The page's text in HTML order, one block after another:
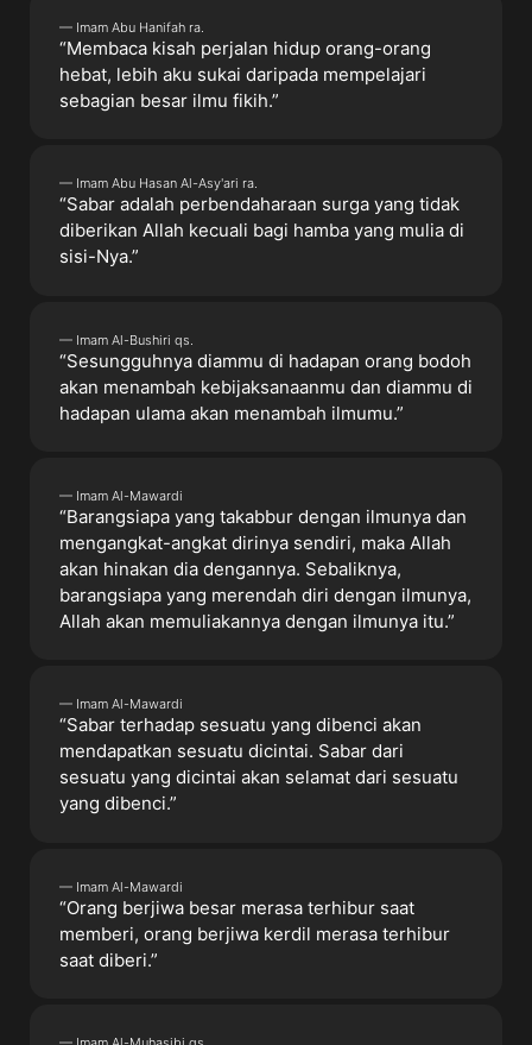
— Imam Abu Hanifah ra.
“Membaca kisah perjalan hidup orang-orang
hebat, lebih aku sukai daripada mempelajari
sebagian besar ilmu fikih.”
— Imam Abu Hasan Al-Asy'ari ra.
“Sabar adalah perbendaharaan surga yang tidak
diberikan Allah kecuali bagi hamba yang mulia di
sisi-Nya.”
— Imam Al-Bushiri qs.
“Sesungguhnya diammu di hadapan orang bodoh
akan menambah kebijaksanaanmu dan diammu di
hadapan ulama akan menambah ilmumu.”
— Imam Al-Mawardi
“Barangsiapa yang takabbur dengan ilmunya dan
mengangkat-angkat dirinya sendiri, maka Allah
akan hinakan dia dengannya. Sebaliknya,
barangsiapa yang merendah diri dengan ilmunya,
Allah akan memuliakannya dengan ilmunya itu.”
— Imam Al-Mawardi
“Sabar terhadap sesuatu yang dibenci akan
mendapatkan sesuatu dicintai. Sabar dari
sesuatu yang dicintai akan selamat dari sesuatu
yang dibenci.”
— Imam Al-Mawardi
“Orang berjiwa besar merasa terhibur saat
memberi, orang berjiwa kerdil merasa terhibur
saat diberi.”